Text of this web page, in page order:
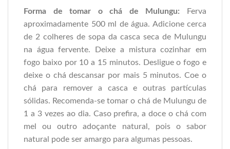
Forma de tomar o chá de Mulungu: Ferva
aproximadamente 500 ml de água. Adicione cerca
de 2 colheres de sopa da casca seca de Mulungu
na água fervente. Deixe a mistura cozinhar em
fogo baixo por 10 a 15 minutos. Desligue o fogo e
deixe o chá descansar por mais 5 minutos. Coe o
chá para remover a casca e outras partículas
sólidas. Recomenda-se tomar o chá de Mulungu de
1 a 3 vezes ao dia. Caso prefira, a doce o chá com
mel ou outro adoçante natural, pois o sabor
natural pode ser amargo para algumas pessoas.